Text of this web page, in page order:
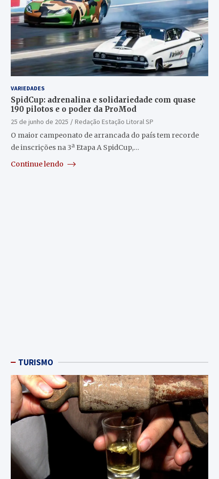
VARIEDADES
SpidCup: adrenalina e solidariedade com quase
190 pilotos e o poder da ProMod
25 de junho de 2025
Redação Estação Litoral SP
O maior campeonato de arrancada do país tem recorde
de inscrições na 3ª Etapa A SpidCup,…
Continue lendo
TURISMO